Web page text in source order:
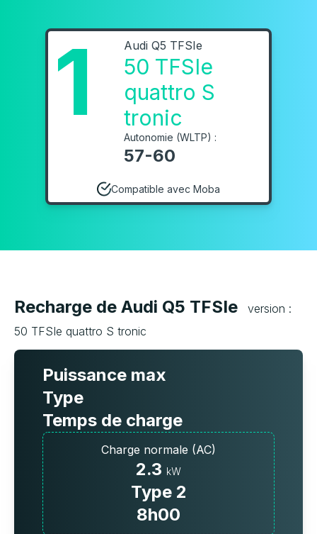
1 Audi Q5 TFSIe
50 TFSIe
quattro S
tronic
Autonomie (WLTP) :
57-60
Compatible avec Moba
Recharge de Audi Q5 TFSIe
version :
50 TFSIe quattro S tronic
Puissance max
Type
Temps de charge
Charge normale (AC)
2.3 kW
Type 2
8h00